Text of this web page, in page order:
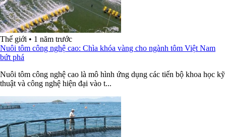
Thế giới • 1 năm trước
Nuôi tôm công nghệ cao: Chìa khóa vàng cho ngành tôm Việt Nam
bứt phá
Nuôi tôm công nghệ cao là mô hình ứng dụng các tiến bộ khoa học kỹ
thuật và công nghệ hiện đại vào t...